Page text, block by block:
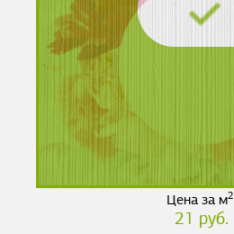
Цена за м2
21 руб.